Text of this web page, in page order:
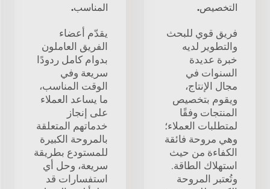
التخصيص.
فريق قوي للبحث
والتطوير لديه
خبرة عديدة
السنوات في
مجال الإنتاج،
ويقوم بتخصيص
المنتجات وفقًا
لمتطلبات العملاء؛
وهي مروحة فائقة
الكفاءة من حيث
استهلاك الطاقة.
وتُعتبر المروحة
المناسب.
يقدّم أعضاء
الفريق العاملون
بدوام كامل ردودًا
سريعة وفي
الوقت المناسب،
ما يساعد العملاء
على إنجاز
خدماتهم المتعلقة
بالمروحة الكبيرة
للمستودع بطريقة
سريعة، وحل أي
استفسارات قد